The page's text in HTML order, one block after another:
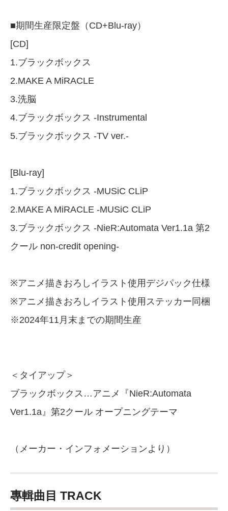
■期間生産限定盤（CD+Blu-ray）
[CD]
1.ブラックボックス
2.MAKE A MiRACLE
3.洗脳
4.ブラックボックス -Instrumental
5.ブラックボックス -TV ver.-
[Blu-ray]
1.ブラックボックス -MUSiC CLiP
2.MAKE A MiRACLE -MUSiC CLiP
3.ブラックボックス -NieR:Automata Ver1.1a 第2
クール non-credit opening-
※アニメ描きおろしイラスト使用デジパック仕様
※アニメ描きおろしイラスト使用ステッカー同梱
※2024年11月末までの期間生産
＜タイアップ＞
ブラックボックス…アニメ『NieR:Automata
Ver1.1a』第2クール オープニングテーマ
（メーカー・インフォメーションより）
專輯曲目 TRACK